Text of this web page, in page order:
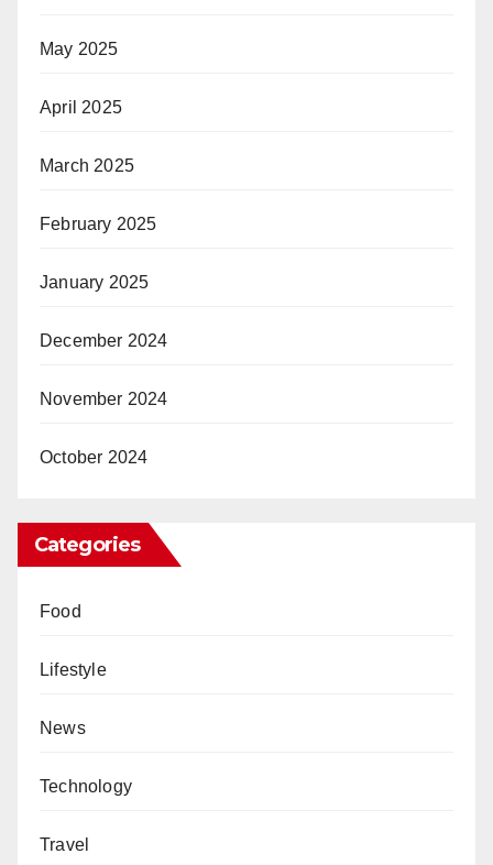
May 2025
April 2025
March 2025
February 2025
January 2025
December 2024
November 2024
October 2024
Categories
Food
Lifestyle
News
Technology
Travel